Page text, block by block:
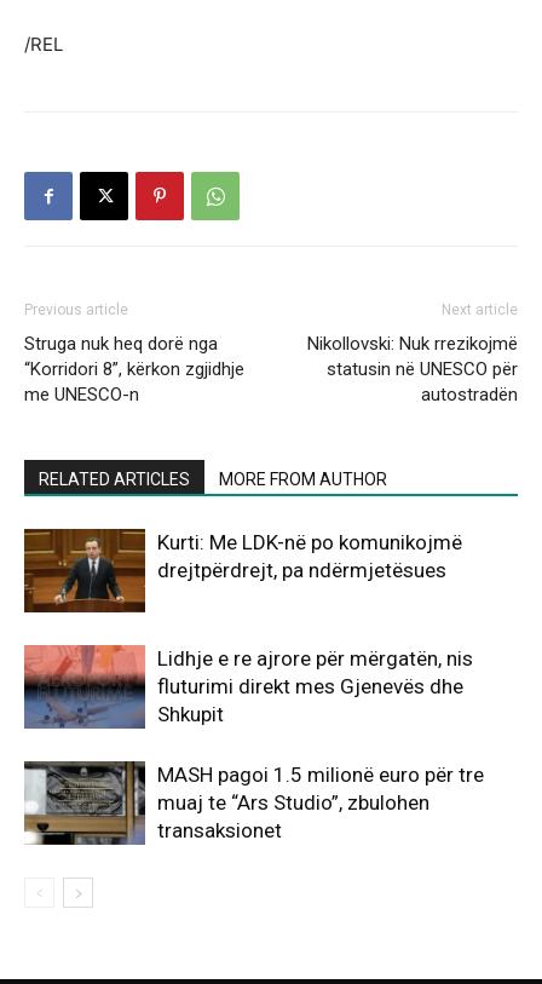
/REL
Previous article
Struga nuk heq dorë nga
“Korridori 8”, kërkon zgjidhje
me UNESCO-n
Next article
Nikollovski: Nuk rrezikojmë
statusin në UNESCO për
autostradën
RELATED ARTICLES MORE FROM AUTHOR
Kurti: Me LDK-në po komunikojmë
drejtpërdrejt, pa ndërmjetësues
Lidhje e re ajrore për mërgatën, nis
fluturimi direkt mes Gjenevës dhe
Shkupit
MASH pagoi 1.5 milionë euro për tre
muaj te “Ars Studio”, zbulohen
transaksionet